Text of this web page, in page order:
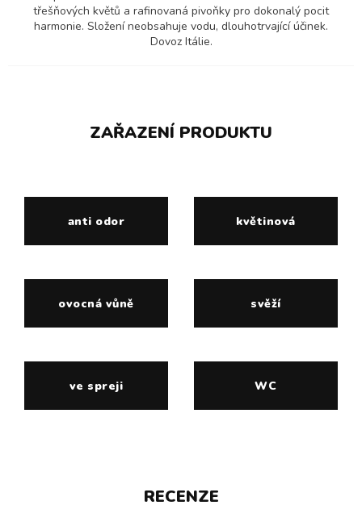
třešňových květů a rafinovaná pivoňky pro dokonalý pocit
harmonie. Složení neobsahuje vodu, dlouhotrvající účinek.
Dovoz Itálie.
ZAŘAZENÍ PRODUKTU
anti odor květinová
ovocná vůně svěží
ve spreji WC
RECENZE